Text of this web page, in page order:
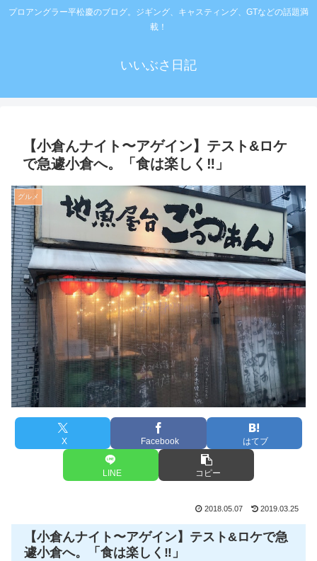
プロアングラー平松慶のブログ。ジギング、キャスティング、GTなどの話題満
載！
いいぶさ日記
【小倉んナイト〜アゲイン】テスト&ロケ
で急遽小倉へ。「食は楽しく‼️」
グルメ
X Facebook はてブ
LINE コピー
2018.05.07 2019.03.25
【小倉んナイト〜アゲイン】テスト&ロケで急
遽小倉へ。「食は楽しく‼️」